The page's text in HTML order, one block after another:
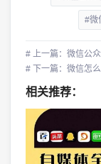
#微
# 上一篇：微信公
# 下一篇：微信怎
相关推荐：